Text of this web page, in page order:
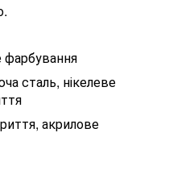
сталь, нікелеве
акрилове